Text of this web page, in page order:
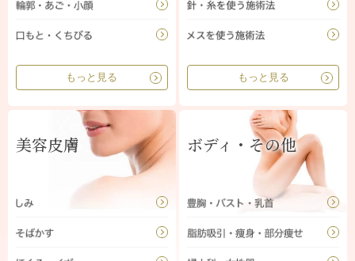
もっと見る もっと見る
美容皮膚 ボディ・その他